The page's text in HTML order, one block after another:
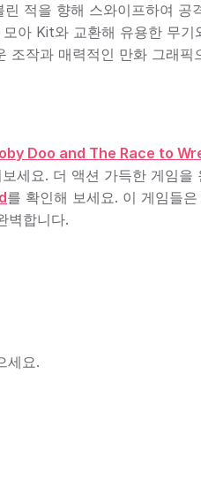
적을 향해 스와이프하여 공
아 Kit와 교환해 유용한 무기
조작과 매력적인 만화 그래픽
Doo and The Race to
세요. 더 액션 가득한 게임을
를 확인해 보세요. 이 게임들
벽합니다.
세요.